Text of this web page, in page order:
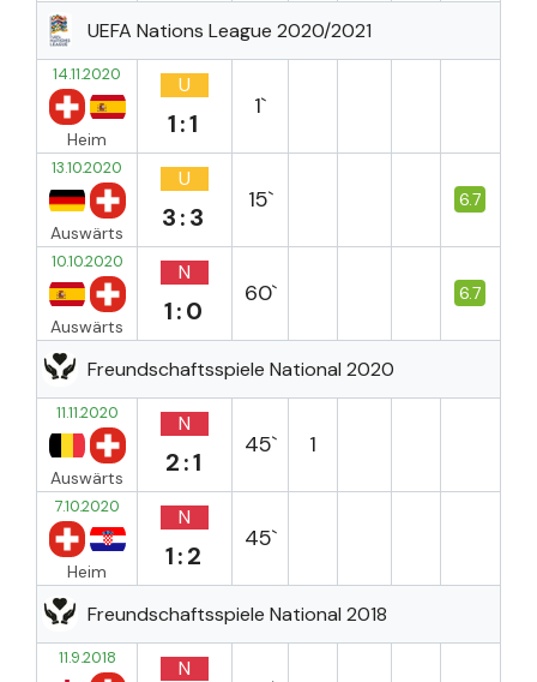
UEFA Nations League 2020/2021
14.11.2020
Heim
U
1:1
1`
13.10.2020
Auswärts
U
3:3
15` 6.7
10.10.2020
Auswärts
N
1:0
60` 6.7
Freundschaftsspiele National 2020
11.11.2020
Auswärts
N
2:1
45` 1
7.10.2020
Heim
N
1:2
45`
Freundschaftsspiele National 2018
11.9.2018 N